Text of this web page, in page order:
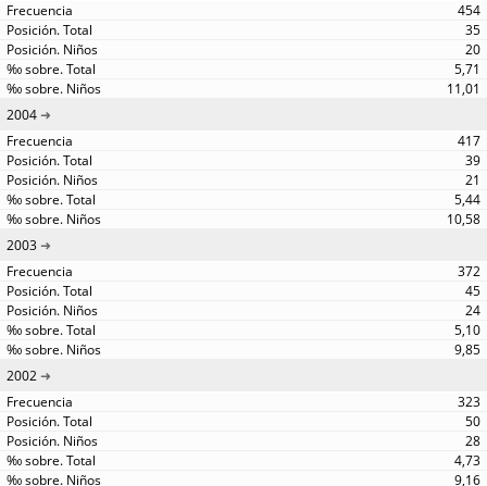
454
35
20
5,71
11,01
2004
417
39
21
5,44
10,58
2003
372
45
24
5,10
9,85
2002
323
50
28
4,73
9,16